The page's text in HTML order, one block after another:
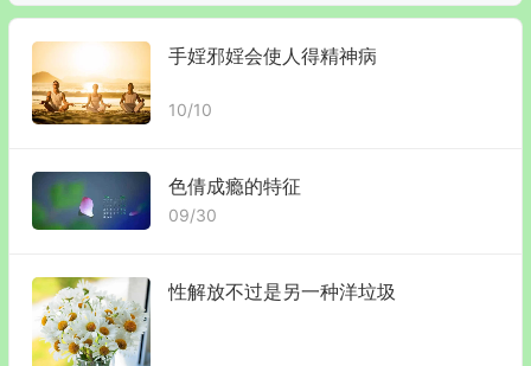
手婬邪婬会使人得精神病
10/10
色倩成瘾的特征
09/30
性解放不过是另一种洋垃圾